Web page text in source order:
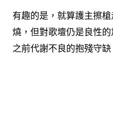
有趣的是，就算護主擦
燒，但對歌壇仍是良性
之前代謝不良的抱殘守缺